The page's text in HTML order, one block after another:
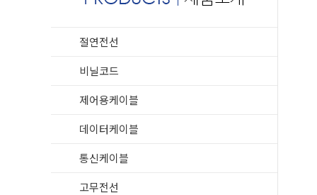
절연전선
비닐코드
제어용케이블
데이터케이블
통신케이블
고무전선